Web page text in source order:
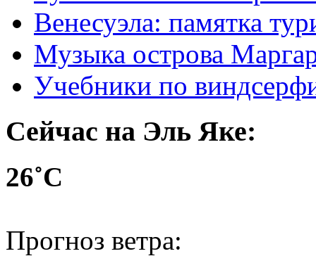
Венесуэла: памятка
Музыка острова
Учебники по
Сейчас на Эль Яке:
26˚С
Прогноз ветра: